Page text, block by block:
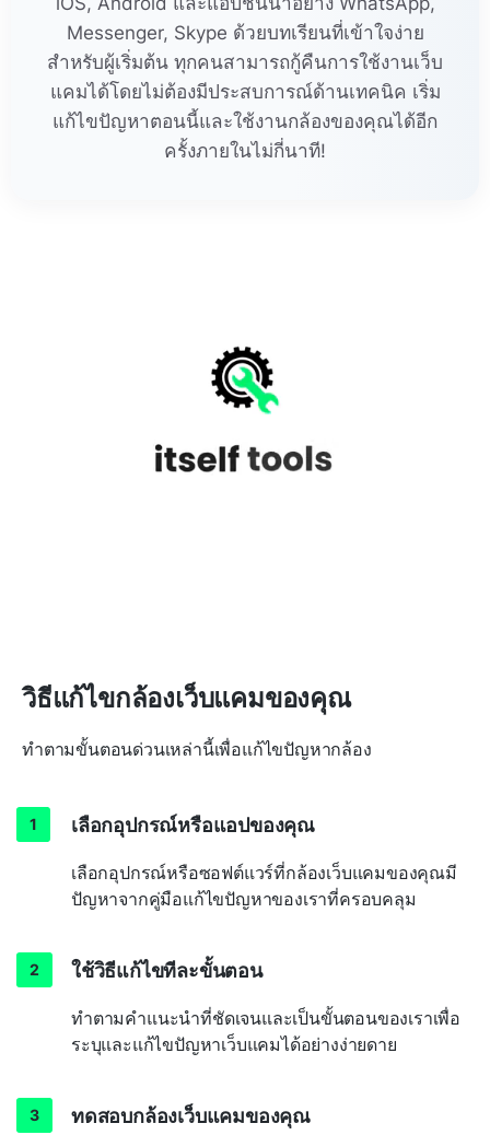
Messenger, Skype ด้วยบทเรียนที่เข้าใจง่าย
สำหรับผู้เริ่มต้น ทุกคนสามารถกู้คืนการใช้งานเว็บ
แคมได้โดยไม่ต้องมีประสบการณ์ด้านเทคนิค เริ่ม
แก้ไขปัญหาตอนนี้และใช้งานกล้องของคุณได้อีก
ครั้งภายในไม่กี่นาที!
วิธีแก้ไขกล้องเว็บแคมของคุณ
ทำตามขั้นตอนด่วนเหล่านี้เพื่อแก้ไขปัญหากล้อง
เลือกอุปกรณ์หรือแอปของคุณ
เลือกอุปกรณ์หรือซอฟต์แวร์ที่กล้องเว็บแคมของคุณมี
ปัญหาจากคู่มือแก้ไขปัญหาของเราที่ครอบคลุม
ใช้วิธีแก้ไขทีละขั้นตอน
ทำตามคำแนะนำที่ชัดเจนและเป็นขั้นตอนของเราเพื่อ
ระบุและแก้ไขปัญหาเว็บแคมได้อย่างง่ายดาย
ทดสอบกล้องเว็บแคมของคุณ